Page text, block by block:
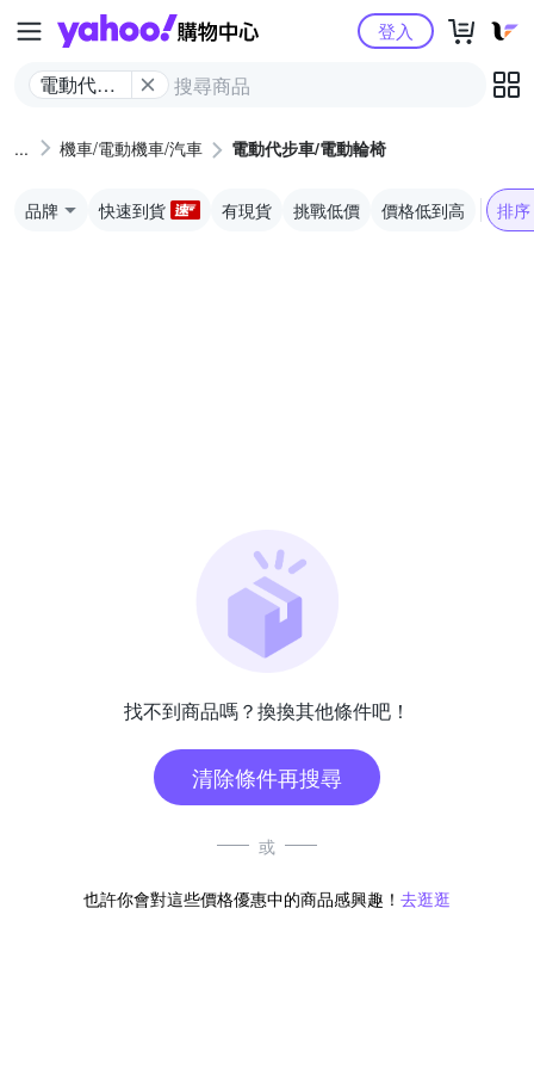
Yahoo購物中心
電動代步
椅
登入
機車/電動機車/汽車 電動代步車/電動輪椅
品牌 快速到貨 有現貨 挑戰低價 價格低到高 排序
找不到商品嗎？換換其他條件吧！
清除條件再搜尋
或
也許你會對這些價格優惠中的商品感興趣！ 去逛逛